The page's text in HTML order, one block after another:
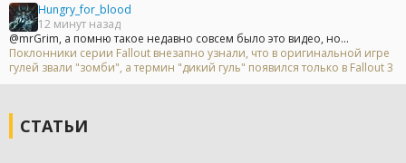
Hungry_for_blood
12 минут назад
@mrGrim, а помню такое недавно совсем было это видео, но...
Поклонники серии Fallout внезапно узнали, что в оригинальной игре
гулей звали "зомби", а термин "дикий гуль" появился только в Fallout 3
СТАТЬИ